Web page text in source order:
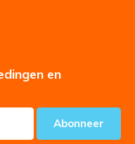
en
Abonneer